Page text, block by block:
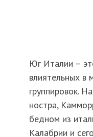
Юг Италии –
влиятельных в
группировок.
ностра,
бедном из
Калабрии и